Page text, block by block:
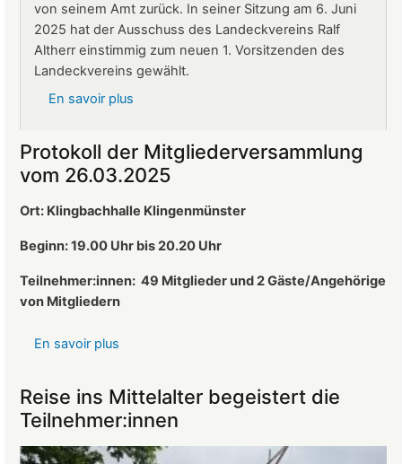
von seinem Amt zurück. In seiner Sitzung am 6. Juni
2025 hat der Ausschuss des Landeckvereins Ralf
Altherr einstimmig zum neuen 1. Vorsitzenden des
Landeckvereins gewählt.
En savoir plus
Altherr
ist
neuer
Vorsitzender
des
Protokoll der Mitgliederversammlung
vom 26.03.2025
Ort: Klingbachhalle Klingenmünster
Beginn: 19.00 Uhr bis 20.20 Uhr
Teilnehmer:innen: 49 Mitglieder und 2 Gäste/Angehörige
von Mitgliedern
En savoir plus
der
Mitgliederversammlung
vom
26.03.2025
Reise ins Mittelalter begeistert die
Teilnehmer:innen